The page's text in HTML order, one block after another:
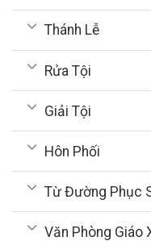
Thánh Lễ
Rửa Tội
Giải Tội
Hôn Phối
Từ Đường Phục
Văn Phòng Giáo